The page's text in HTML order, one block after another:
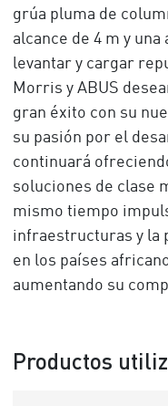
grúa pluma de
alcance de 4 m y
levantar y cargar
Morris y ABUS
gran éxito con su
su pasión por el
continuará
soluciones de clase
mismo tiempo
infraestructuras y la
en los países
aumentando su
Productos